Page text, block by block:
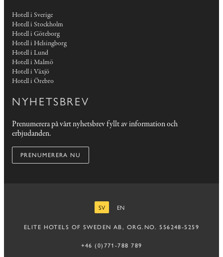
Hotell i Sverige
Hotell i Stockholm
Hotell i Göteborg
Hotell i Helsingborg
Hotell i Lund
Hotell i Malmö
Hotell i Växjö
Hotell i Örebro
NYHETSBREV
Prenumerera på vårt nyhetsbrev fyllt av information och
erbjudanden.
PRENUMERERA NU
SV
EN
ELITE HOTELS OF SWEDEN AB, ORG.NO. 556248-5259
+46 (0)771-788 789